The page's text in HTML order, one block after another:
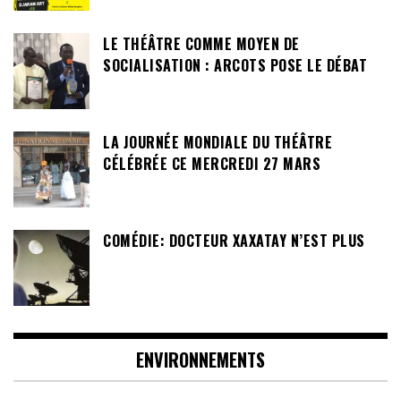
LE THÉÂTRE COMME MOYEN DE
SOCIALISATION : ARCOTS POSE LE DÉBAT
LA JOURNÉE MONDIALE DU THÉÂTRE
CÉLÉBRÉE CE MERCREDI 27 MARS
COMÉDIE: DOCTEUR XAXATAY N’EST PLUS
ENVIRONNEMENTS